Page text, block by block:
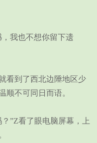
我也不想你留下遗
到了西北边陲地区少
顺不可同日而语。
”Z看了眼电脑屏幕，上